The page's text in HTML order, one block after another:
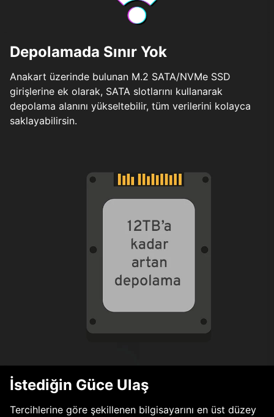
Depolamada Sınır Yok
Anakart üzerinde bulunan M.2 SATA/NVMe SSD
girişlerine ek olarak, SATA slotlarını kullanarak
depolama alanını yükseltebilir, tüm verilerini kolayca
saklayabilirsin.
İstediğin Güce Ulaş
Tercihlerine göre şekillenen bilgisayarını en üst düzey